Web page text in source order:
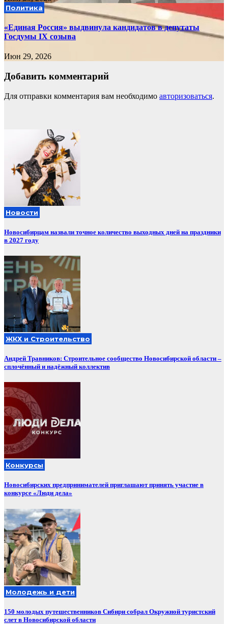
Политика
«Единая Россия» выдвинула кандидатов в депутаты
Госдумы IX созыва
Июн 29, 2026
Добавить комментарий
Для отправки комментария вам необходимо авторизоваться.
Новости
Новосибирцам назвали точное количество выходных дней на праздники
в 2027 году
ЖКХ и Строительство
Андрей Травников: Строительное сообщество Новосибирской области –
сплочённый и надёжный коллектив
Конкурсы
Новосибирских предпринимателей приглашают принять участие в
конкурсе «Люди дела»
Молодежь и дети
150 молодых путешественников Сибири собрал Окружной туристский
слет в Новосибирской области